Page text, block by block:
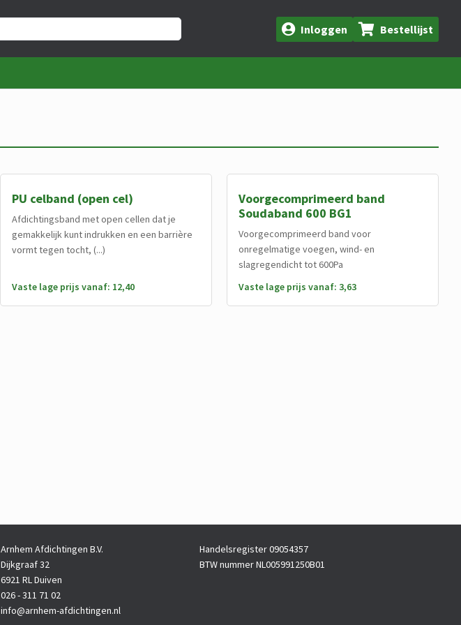
Inloggen Bestellijst
PU celband (open cel)
Afdichtingsband met open cellen dat je
gemakkelijk kunt indrukken en een barrière
vormt tegen tocht, (...)
Vaste lage prijs vanaf: 12,40
Voorgecomprimeerd band
Soudaband 600 BG1
Voorgecomprimeerd band voor
onregelmatige voegen, wind- en
slagregendicht tot 600Pa
Vaste lage prijs vanaf: 3,63
Arnhem Afdichtingen B.V.
Dijkgraaf 32
6921 RL Duiven
026 - 311 71 02
info@arnhem-afdichtingen.nl
Handelsregister 09054357
BTW nummer NL005991250B01